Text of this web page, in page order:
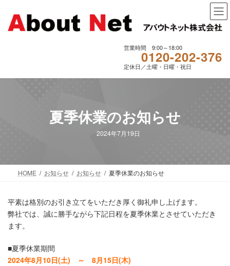
キ
に
営業時間 9:00～18:00
0120-202-376
定休日／土曜・日曜・祝日
夏季休業のお知らせ
2024年7月19日
HOME お知らせ お知らせ 夏季休業のお知らせ
平素は格別のお引き立てをいただき厚く御礼申し上げます。
弊社では、誠に勝手ながら下記日程を夏季休業とさせていただき
ます。
■夏季休業期間
2024年8月10日(土) ～ 8月15日(木)